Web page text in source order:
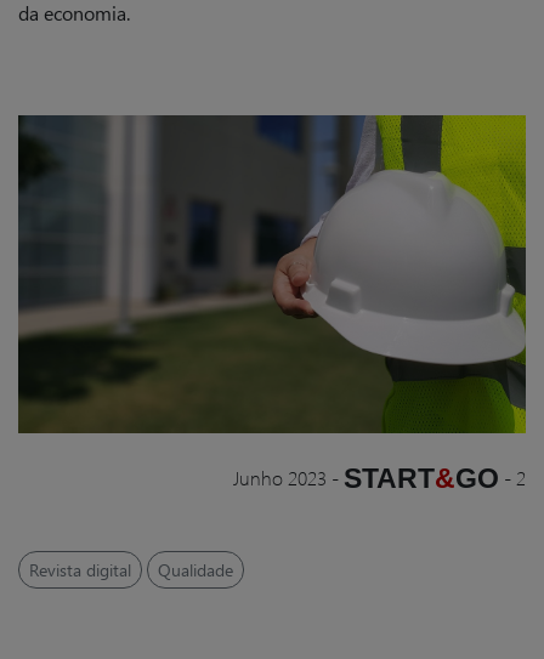
da economia.
Junho 2023 - START&GO - 2
Revista digital Qualidade